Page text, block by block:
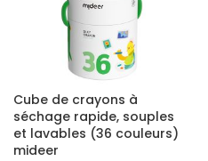
Cube de crayons à
séchage rapide, souples
et lavables (36 couleurs)
mideer